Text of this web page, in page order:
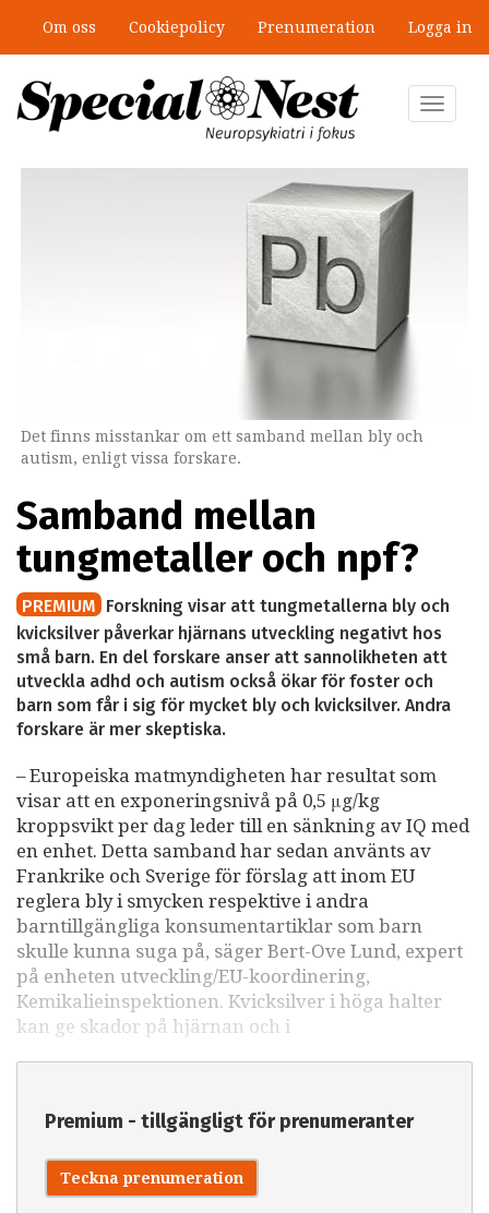
huvudinnehåll
Om oss Cookiepolicy Prenumeration Logga in
Toggle
Det finns misstankar om ett samband mellan bly och
autism, enligt vissa forskare.
Samband mellan
tungmetaller och npf?
PREMIUM Forskning visar att tungmetallerna bly och
kvicksilver påverkar hjärnans utveckling negativt hos
små barn. En del forskare anser att sannolikheten att
utveckla adhd och autism också ökar för foster och
barn som får i sig för mycket bly och kvicksilver. Andra
forskare är mer skeptiska.
– Europeiska matmyndigheten har resultat som
visar att en exponeringsnivå på 0,5 μg/kg
kroppsvikt per dag leder till en sänkning av IQ med
en enhet. Detta samband har sedan använts av
Frankrike och Sverige för förslag att inom EU
reglera bly i smycken respektive i andra
barntillgängliga konsumentartiklar som barn
skulle kunna suga på, säger Bert-Ove Lund, expert
på enheten utveckling/EU-koordinering,
Kemikalieinspektionen. Kvicksilver i höga halter
kan ge skador på hjärnan och i
Premium - tillgängligt för prenumeranter
Teckna prenumeration
”Jobbet gick bra – just därför togs
stödet bort”